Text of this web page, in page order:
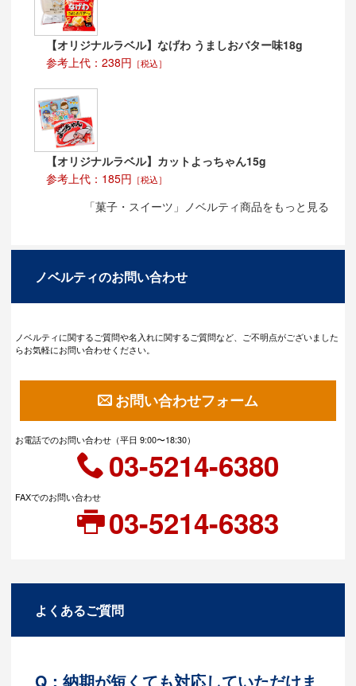
【オリジナルラベル】なげわ うましおバター味18g
参考上代：238円 ［税込］
【オリジナルラベル】カットよっちゃん15g
参考上代：185円 ［税込］
「菓子・スイーツ」ノベルティ商品をもっと見る
ノベルティのお問い合わせ
ノベルティに関するご質問や名入れに関するご質問など、ご不明点がございました
らお気軽にお問い合わせください。
お問い合わせフォーム
お電話でのお問い合わせ（平日 9:00〜18:30）
03-5214-6380
FAXでのお問い合わせ
03-5214-6383
よくあるご質問
Q：納期が短くても対応していただけま